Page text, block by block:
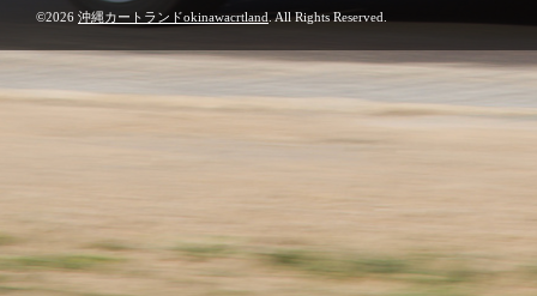
©2026 沖縄カートランドokinawacrtland . All Rights Reserved.